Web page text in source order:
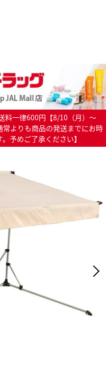
料一律600円【8/10（月）～
よりも商品の発送までにお時
予めご了承ください】